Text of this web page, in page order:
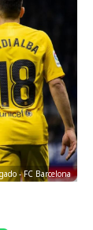
- FC Barcelona